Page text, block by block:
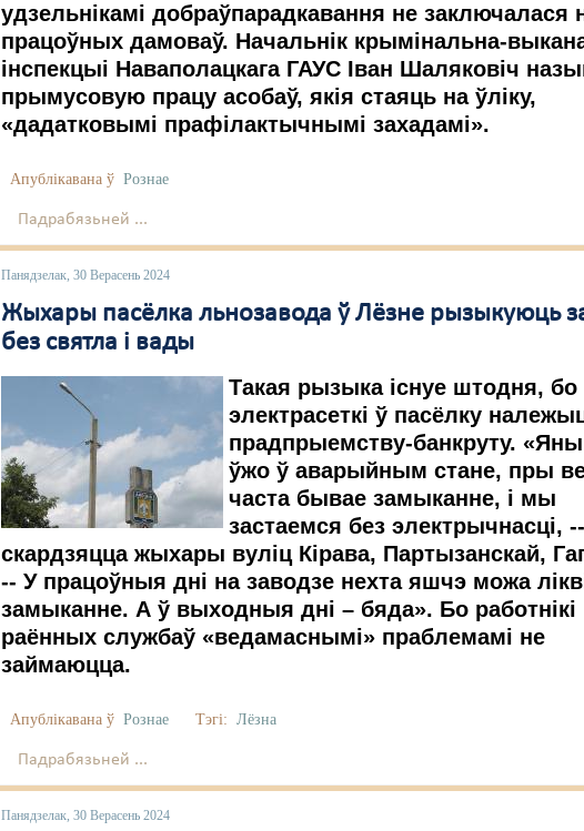
удзельнікамі добраўпарадкавання не заключалася
працоўных дамоваў. Начальнік крымінальна-
інспекцыі Наваполацкага ГАУС Іван Шаляковіч
прымусовую працу асобаў, якія стаяць на ўліку,
«дадатковымі прафілактычнымі захадамі».
Апублікавана ў Рознае
Падрабязьней ...
Панядзелак, 30 Верасень 2024
Жыхары пасёлка льнозавода ў Лёзне рызыкуюць
без святла і вады
Такая рызыка існуе штодня, бо
электрасеткі ў пасёлку
прадпрыемству-банкруту.
ўжо ў аварыйным стане, пры
часта бывае замыканне, і мы
застаемся без электрычнасці, --
скардзяцца жыхары вуліц Кірава, Партызанскай,
-- У працоўныя дні на заводзе нехта яшчэ можа
замыканне. А ў выходныя дні – бяда». Бо работнікі
раённых службаў «ведамаснымі» праблемамі не
займаюцца.
Апублікавана ў Рознае Тэгі: Лёзна
Падрабязьней ...
Панядзелак, 30 Верасень 2024